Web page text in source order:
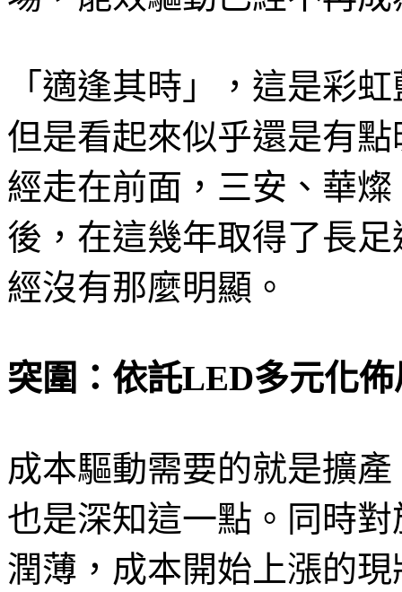
「適逢其時」，這是彩
但是看起來似乎還是有
經走在前面，三安、華
後，在這幾年取得了長
經沒有那麼明顯。
突圍：依託LED多元化佈
成本驅動需要的就是擴
也是深知這一點。同時
潤薄，成本開始上漲的